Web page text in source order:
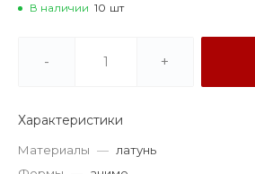
В наличии 10 шт
- +
Характеристики
Материалы — латунь